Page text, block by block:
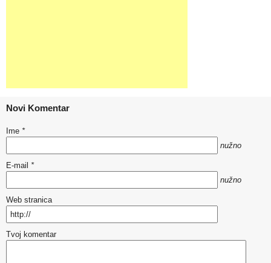
Novi Komentar
Ime *
nužno
E-mail *
nužno
Web stranica
Tvoj komentar